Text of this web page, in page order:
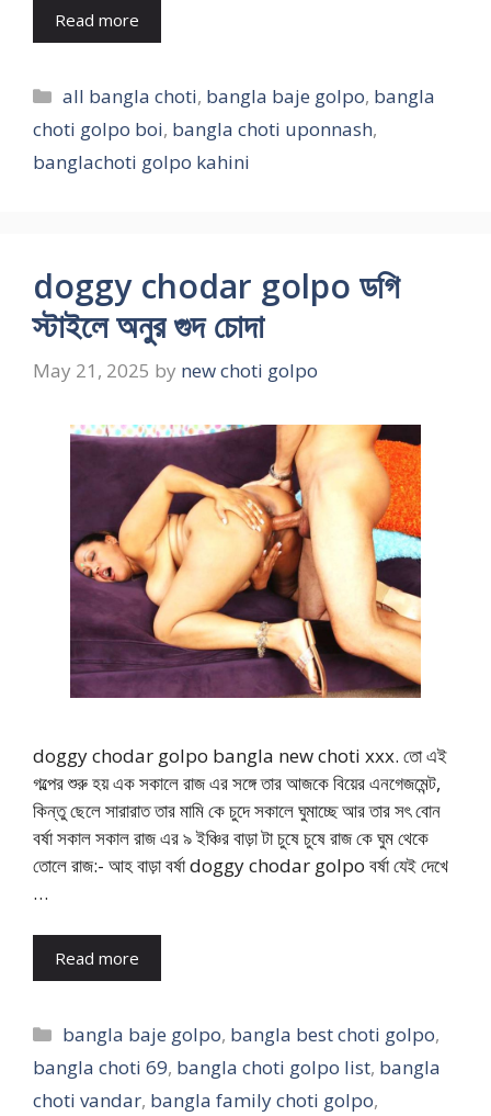
Read more
Categories
all bangla choti, bangla baje golpo, bangla
choti golpo boi, bangla choti uponnash,
banglachoti golpo kahini
doggy chodar golpo ডগি
স্টাইলে অনুর গুদ চোদা
May 21, 2025 by new choti golpo
doggy chodar golpo bangla new choti xxx. তো এই
গল্পের শুরু হয় এক সকালে রাজ এর সঙ্গে তার আজকে বিয়ের এনগেজমেন্ট,
কিন্তু ছেলে সারারাত তার মামি কে চুদে সকালে ঘুমাচ্ছে আর তার সৎ বোন
বর্ষা সকাল সকাল রাজ এর ৯ ইঞ্চির বাড়া টা চুষে চুষে রাজ কে ঘুম থেকে
তোলে রাজ:- আহ বাড়া বর্ষা doggy chodar golpo বর্ষা যেই দেখে
…
Read more
Categories
bangla baje golpo, bangla best choti golpo,
bangla choti 69, bangla choti golpo list, bangla
choti vandar, bangla family choti golpo,